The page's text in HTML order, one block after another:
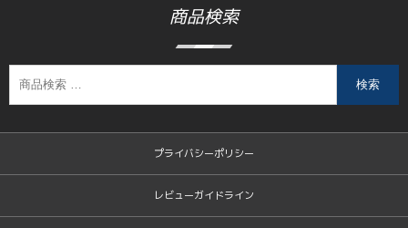
商品検索
検索
プライバシーポリシー
レビューガイドライン